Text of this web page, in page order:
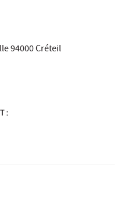
94000 Créteil
: